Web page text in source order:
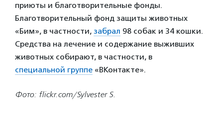
приюты и благотворительные фонды.
Благотворительный фонд защиты животных
«Бим», в частности, забрал 98 собак и 34 кошки.
Средства на лечение и содержание выживших
животных собирают, в частности, в
специальной группе «ВКонтакте».
Фото: flickr.com/Sylvester S.